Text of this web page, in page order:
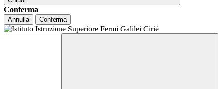
Conferma
Annulla Conferma